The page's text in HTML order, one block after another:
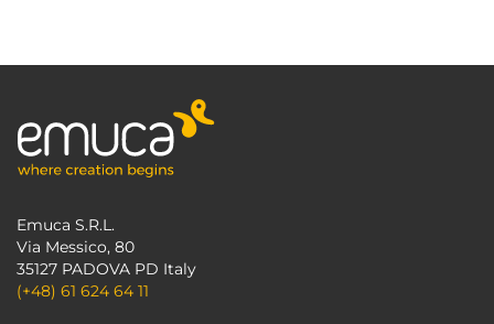
Emuca S.R.L.
Via Messico, 80
35127 PADOVA PD Italy
(+48) 61 624 64 11